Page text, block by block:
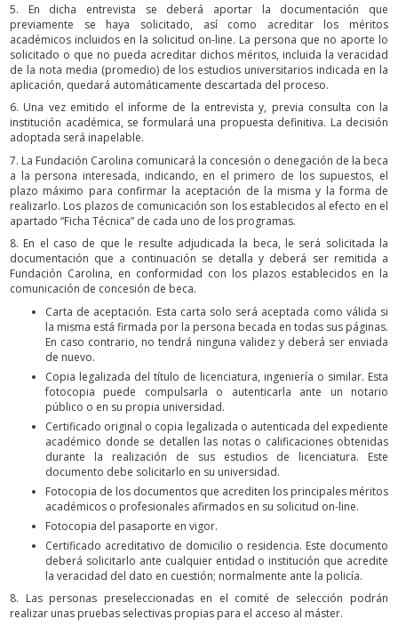
5. En dicha entrevista se deberá aportar la documentación que
previamente se haya solicitado, así como acreditar los méritos
académicos incluidos en la solicitud on-line. La persona que no aporte lo
solicitado o que no pueda acreditar dichos méritos, incluida la veracidad
de la nota media (promedio) de los estudios universitarios indicada en la
aplicación, quedará automáticamente descartada del proceso.
6. Una vez emitido el informe de la entrevista y, previa consulta con la
institución académica, se formulará una propuesta definitiva. La decisión
adoptada será inapelable.
7. La Fundación Carolina comunicará la concesión o denegación de la beca
a la persona interesada, indicando, en el primero de los supuestos, el
plazo máximo para confirmar la aceptación de la misma y la forma de
realizarlo. Los plazos de comunicación son los establecidos al efecto en el
apartado “Ficha Técnica” de cada uno de los programas.
8. En el caso de que le resulte adjudicada la beca, le será solicitada la
documentación que a continuación se detalla y deberá ser remitida a
Fundación Carolina, en conformidad con los plazos establecidos en la
comunicación de concesión de beca.
Carta de aceptación. Esta carta solo será aceptada como válida si
la misma está firmada por la persona becada en todas sus páginas.
En caso contrario, no tendrá ninguna validez y deberá ser enviada
de nuevo.
Copia legalizada del título de licenciatura, ingeniería o similar. Esta
fotocopia puede compulsarla o autenticarla ante un notario
público o en su propia universidad.
Certificado original o copia legalizada o autenticada del expediente
académico donde se detallen las notas o calificaciones obtenidas
durante la realización de sus estudios de licenciatura. Este
documento debe solicitarlo en su universidad.
Fotocopia de los documentos que acrediten los principales méritos
académicos o profesionales afirmados en su solicitud on-line.
Fotocopia del pasaporte en vigor.
Certificado acreditativo de domicilio o residencia. Este documento
deberá solicitarlo ante cualquier entidad o institución que acredite
la veracidad del dato en cuestión; normalmente ante la policía.
8. Las personas preseleccionadas en el comité de selección podrán
realizar unas pruebas selectivas propias para el acceso al máster.